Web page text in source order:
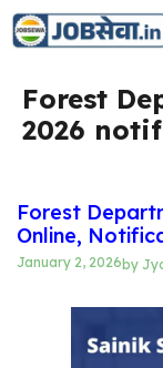
Skip
Forest
2026
Forest
Online,
January 2, 2026 by